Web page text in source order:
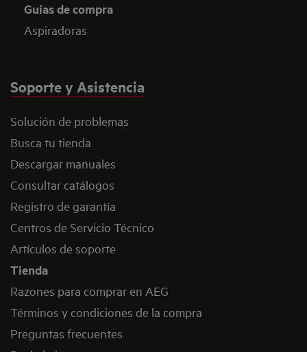
Guías de compra
Aspiradoras
Soporte y Asistencia
Solución de problemas
Busca tu tienda
Descargar manuales
Consultar catálogos
Registro de garantía
Centros de Servicio Técnico
Artículos de soporte
Tienda
Razones para comprar en AEG
Términos y condiciones de la compra
Preguntas frecuentes